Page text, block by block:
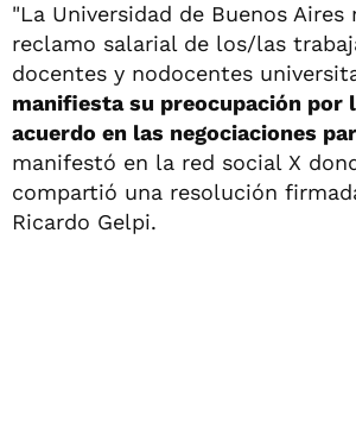
"La Universidad de Buenos Aires
reclamo salarial de los/las
docentes y nodocentes
manifiesta su preocupación por
acuerdo en las negociaciones
manifestó en la red social X
compartió una resolución
Ricardo Gelpi.